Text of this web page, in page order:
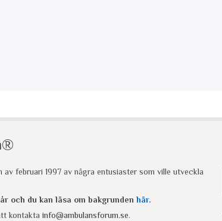
februari 1997 av några entusiaster som ville utveckla
och du kan läsa om bakgrunden här.
kontakta info@ambulansforum.se.